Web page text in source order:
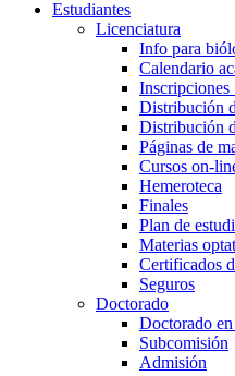
Estudiantes
Licenciatura
Info para
Calendario
Distribución
Distribución
Páginas de
Cursos on-
Hemeroteca
Finales
Plan de
Materias
Certificados
Seguros
Doctorado
Doctorado
Subcomisión
Admisión